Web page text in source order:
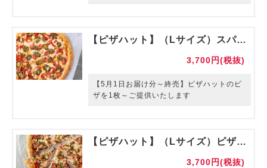
【ピザハット】（Lサイズ）スパイシー辛ペーニョ 【販売期間～4月末】
3,700円(税抜)
【5月1日お届け分～終売】ピザハットのピ
ザを1枚～ご提供いたします
【ピザハット】（Lサイズ）ピザハットミックス
3,700円(税抜)